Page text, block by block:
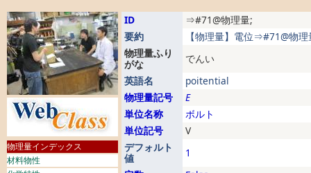
物理量インデックス
材料物性
ID
⇒#71@物理量;
要約
【物理量】電位⇒#71@物理
物理量ふり
がな
でんい
英語名
poitential
物理量記号
E
単位名称
ボルト
単位記号
V
デフォルト
値
1